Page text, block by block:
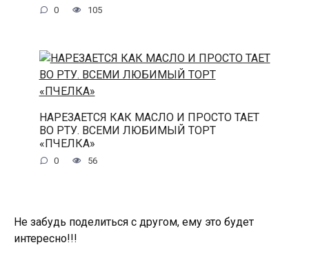
0 105
НАРЕЗАЕТСЯ КАК МАСЛО И ПРОСТО ТАЕТ
ВО РТУ. ВСЕМИ ЛЮБИМЫЙ ТОРТ
«ПЧЕЛКА»
0 56
Не забудь поделиться с другом, ему это будет
интересно!!!